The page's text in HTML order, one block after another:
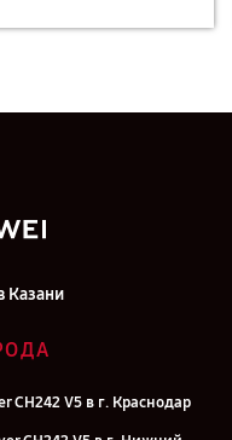
Казани
CH242 V5 в г. Краснодар